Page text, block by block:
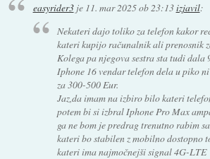
easyrider3je 11. mar 2025 ob 23:13izjavil:
Nekateri dajo toliko za telefon kakor
kateri kupijo računalnik ali prenosnik
Kolega pa njegova sestra sta tudi dala
Iphone 16 vendar telefon dela u piko
za 300-500 Eur.
Jaz,da imam na izbiro bilo kateri
potem bi si izbral Iphone Pro Max
ga ne bom je predrag trenutno rabim
kateri bo stabilen z mobilno dostopno
kateri ima najmočnejši signal 4G-LTE